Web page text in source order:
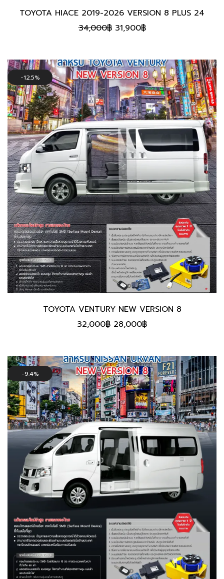
TOYOTA HIACE 2019-2026 VERSION 8 PLUS 24
34,000฿ Original
34,000฿.
31,900฿Current
31,900฿.
12.5%
TOYOTA VENTURY NEW VERSION 8
32,000฿ Original
32,000฿.
28,000฿Current
28,000฿.
9.4%